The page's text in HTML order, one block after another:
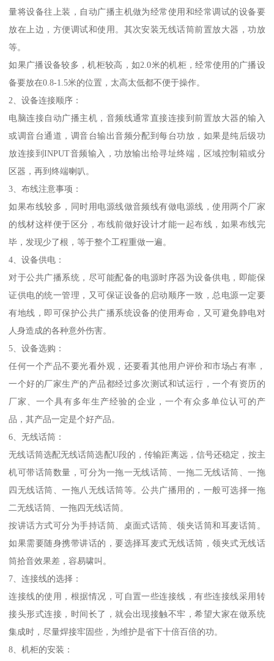
量将设备往上装，自动广播主机做为经常使用和经常调试的设备要
放在上边，方便调试和使用。其次安装无线话筒前置放大器，功放
等。
如果广播设备较多，机柜较高，如2.0米的机柜，经常使用的广播设
备要放在0.8-1.5米的位置，太高太低都不便于操作。
2、设备连接顺序：
电脑连接自动广播主机，音频线通常直接连接到前置放大器的输入
或调音台通道，调音台输出音频分配到每台功放，如果是纯后级功
放连接到INPUT音频输入，功放输出给寻址终端，区域控制箱或分
区器，再到终端喇叭。
3、布线注意事项：
如果布线较多，同时用电源线做音频线有做电源线，使用两个厂家
的线材这样便于区分，布线前做好设计才能一起布线，如果布线完
毕，发现少了根，等于整个工程重做一遍。
4、设备供电：
对于公共广播系统，尽可能配备的电源时序器为设备供电，即能保
证供电的统一管理，又可保证设备的启动顺序一致，总电源一定要
有地线，即可保护公共广播系统设备的使用寿命，又可避免静电对
人身造成的各种意外伤害。
5、设备选购：
任何一个产品不要光看外观，还要看其他用户评价和市场占有率，
一个好的厂家生产的产品都经过多次测试和试运行，一个有资历的
厂家、一个具有多年生产经验的企业，一个有众多单位认可的产
品，其产品一定是个好产品。
6、无线话筒：
无线话筒选配无线话筒选配U段的，传输距离远，信号还稳定，按主
机可带话筒数量，可分为一拖一无线话筒、一拖二无线话筒、一拖
四无线话筒、一拖八无线话筒等。公共广播用的，一般可选择一拖
二无线话筒、一拖四无线话筒。
按讲话方式可分为手持话筒、桌面式话筒、领夹话筒和耳麦话筒。
如果需要随身携带讲话的，要选择耳麦式无线话筒，领夹式无线话
筒拾音效果差，容易啸叫。
7、连接线的选择：
连接线的使用，根据情况，可自置一些连接线，有些连接线采用转
接头形式连接，时间长了，就会出现接触不牢，希望大家在做系统
集成时，尽量焊接牢固些，为维护是省下十倍百倍的功。
8、机柜的安装：